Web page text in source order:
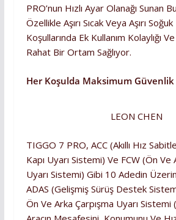
PRO’nun Hızlı Ayar Olanağı Sunan
Özellikle Aşırı Sıcak Veya Aşırı
Koşullarında Ek Kullanım Kolaylığı
Rahat Bir Ortam Sağlıyor.
Her Koşulda Maksimum Güvenlik
LEON CHEN
TIGGO 7 PRO, ACC (Akıllı Hız
Kapı Uyarı Sistemi) Ve FCW (Ön Ve
Uyarı Sistemi) Gibi 10 Adedin
ADAS (Gelişmiş Sürüş Destek
Ön Ve Arka Çarpışma Uyarı Sistemi